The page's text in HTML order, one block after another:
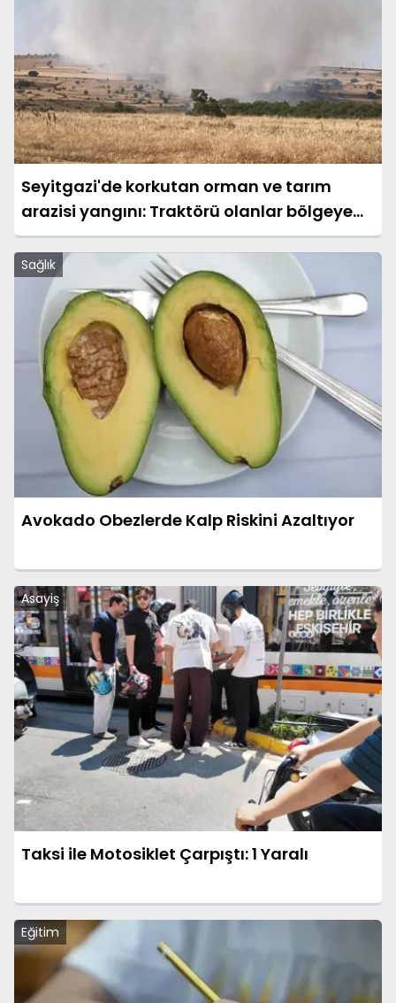
Seyitgazi'de korkutan orman ve tarım
arazisi yangını: Traktörü olanlar bölgeye
çağrıldı
Sağlık
Avokado Obezlerde Kalp Riskini Azaltıyor
Asayiş
Taksi ile Motosiklet Çarpıştı: 1 Yaralı
Eğitim